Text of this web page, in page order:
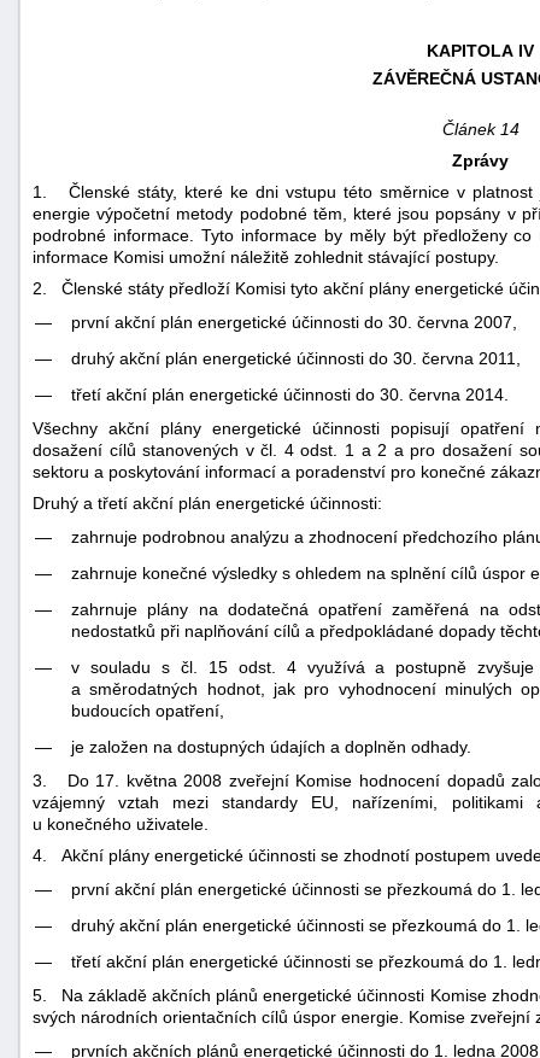
KAPITOLA IV
ZÁVĚREČNÁ
Článek 14
Zprávy
1. Členské státy, které ke dni vstupu této směrnice v
energie výpočetní metody podobné těm, které jsou popsány v
podrobné informace. Tyto informace by měly být předloženy
informace Komisi umožní náležitě zohlednit stávající postupy.
2. Členské státy předloží Komisi tyto akční plány energetické
—
první akční plán energetické účinnosti do 30. června 2007,
—
druhý akční plán energetické účinnosti do 30. června 2011,
—
třetí akční plán energetické účinnosti do 30. června 2014.
Všechny akční plány energetické účinnosti popisují
dosažení cílů stanovených v čl. 4 odst. 1 a 2 a pro dosažení
sektoru a poskytování informací a poradenství pro konečné
Druhý a třetí akční plán energetické účinnosti:
—
zahrnuje podrobnou analýzu a zhodnocení předchozího
—
zahrnuje konečné výsledky s ohledem na splnění cílů úspor
—
zahrnuje plány na dodatečná opatření zaměřená na
nedostatků při naplňování cílů a předpokládané dopady
—
v souladu s čl. 15 odst. 4 využívá a postupně zvyšuje
a směrodatných hodnot, jak pro vyhodnocení minulých
budoucích opatření,
—
je založen na dostupných údajích a doplněn odhady.
3. Do 17. května 2008 zveřejní Komise hodnocení dopadů
vzájemný vztah mezi standardy EU, nařízeními,
u konečného uživatele.
4. Akční plány energetické účinnosti se zhodnotí postupem
—
první akční plán energetické účinnosti se přezkoumá do 1.
—
druhý akční plán energetické účinnosti se přezkoumá do 1.
—
třetí akční plán energetické účinnosti se přezkoumá do 1.
5. Na základě akčních plánů energetické účinnosti Komise
svých národních orientačních cílů úspor energie. Komise zveřejní
—
prvních akčních plánů energetické účinnosti do 1. ledna